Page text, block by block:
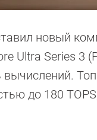
новый
Ultra Series
до 180